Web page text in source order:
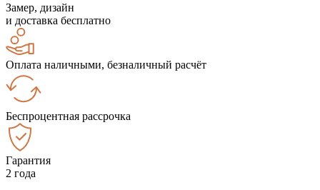
Замер, дизайн
и доставка бесплатно
Оплата наличными, безналичный расчёт
Беспроцентная рассрочка
Гарантия
2 года